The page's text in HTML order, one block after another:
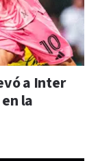
a Inter
la